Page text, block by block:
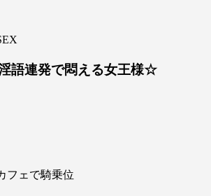
語連発で悶える女王様☆